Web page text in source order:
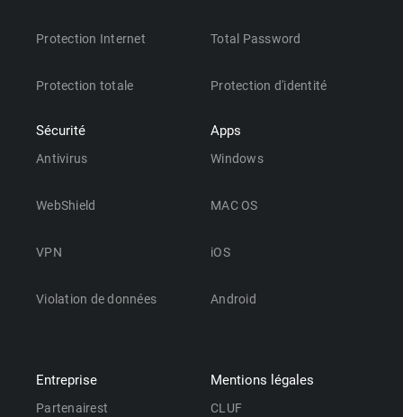
Protection Internet
Protection totale
Sécurité
Antivirus
WebShield
VPN
Violation de données
Total Password
Protection d'identité
Apps
Windows
MAC OS
iOS
Android
Entreprise
Partenairest
Mentions légales
CLUF